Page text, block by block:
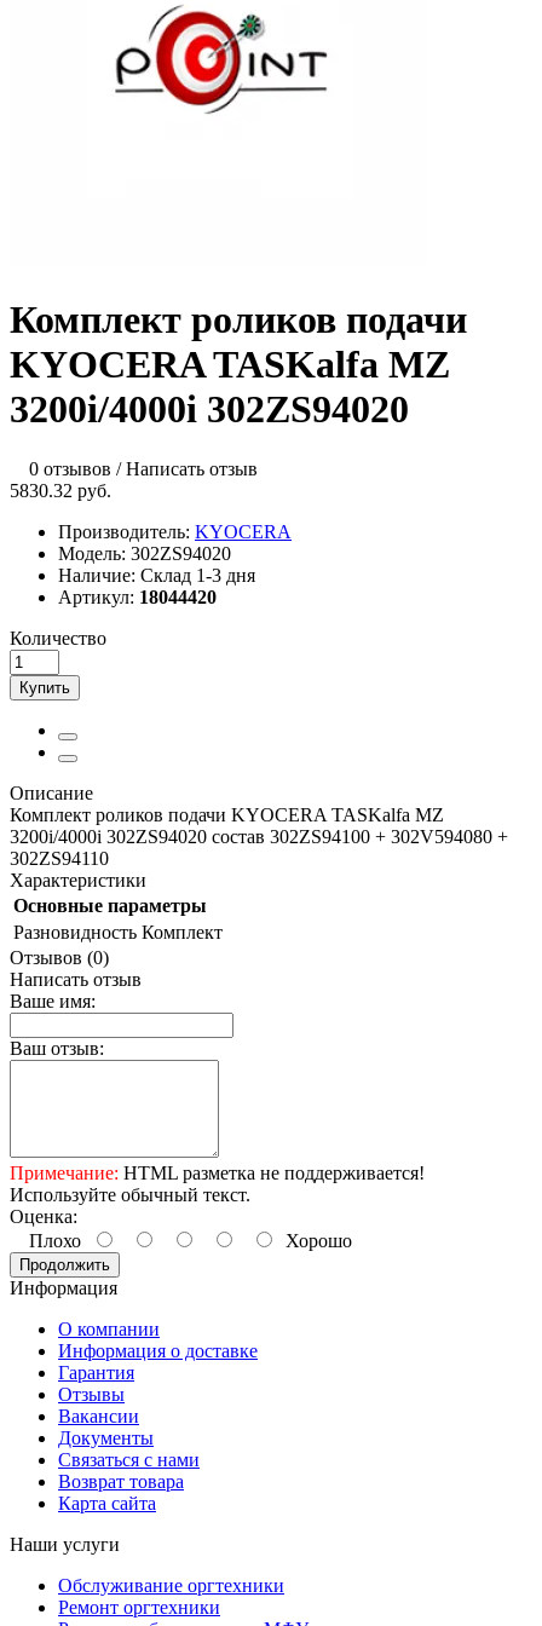
Комплект роликов подачи
KYOCERA TASKalfa MZ
3200i/4000i 302ZS94020
0 отзывов /Написать отзыв
5830.32 руб.
Производитель: KYOCERA
Модель: 302ZS94020
Наличие: Склад 1-3 дня
Артикул: 18044420
Количество
Купить
Описание
Комплект роликов подачи KYOCERA TASKalfa MZ
3200i/4000i 302ZS94020 состав 302ZS94100 + 302V594080 +
302ZS94110
Характеристики
Основные параметры
Разновидность Комплект
Отзывов (0)
Написать отзыв
Ваше имя:
Ваш отзыв:
Примечание: HTML разметка не поддерживается!
Используйте обычный текст.
Оценка:
Плохо
Хорошо
Продолжить
Информация
О компании
Информация о доставке
Гарантия
Отзывы
Вакансии
Документы
Связаться с нами
Возврат товара
Карта сайта
Наши услуги
Обслуживание оргтехники
Ремонт оргтехники